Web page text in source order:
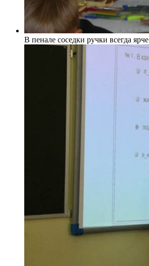
В пенале соседки ручки всегда ярче